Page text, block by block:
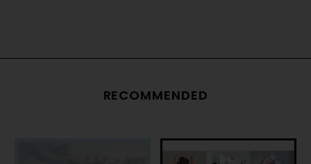
RECOMMENDED